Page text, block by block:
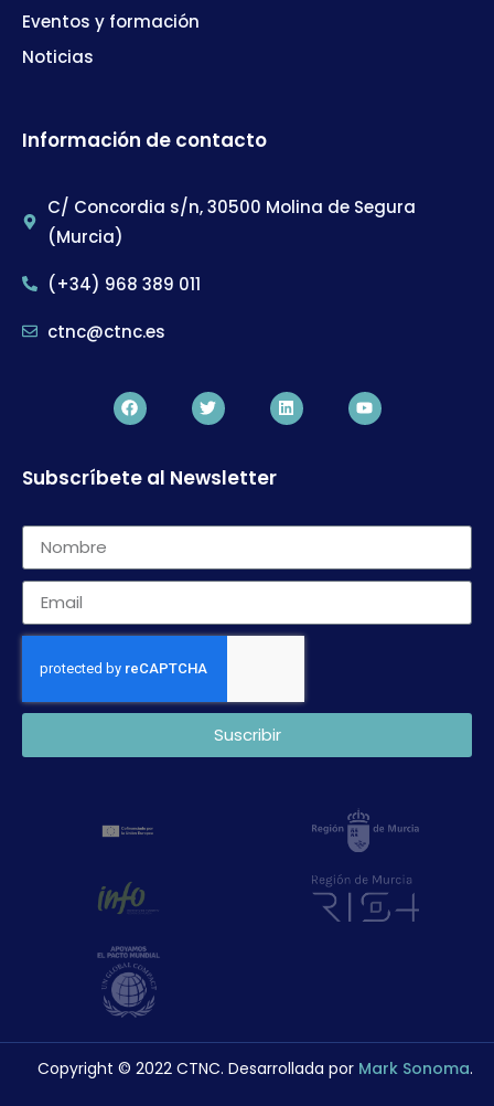
Eventos y formación
Noticias
Información de contacto
C/ Concordia s/n, 30500 Molina de Segura
(Murcia)
(+34) 968 389 011
ctnc@ctnc.es
Subscríbete al Newsletter
Suscribir
Copyright © 2022 CTNC. Desarrollada por Mark Sonoma.